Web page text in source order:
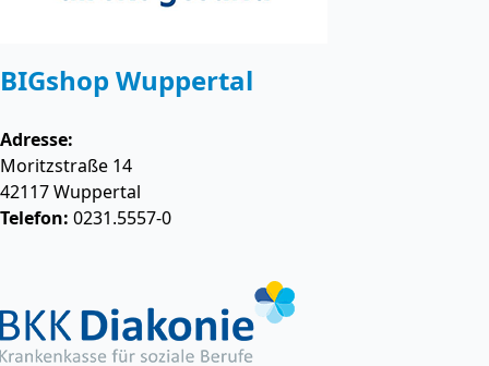
BIGshop Wuppertal
Adresse:
Moritzstraße 14
42117Wuppertal
Telefon: 0231.5557-0